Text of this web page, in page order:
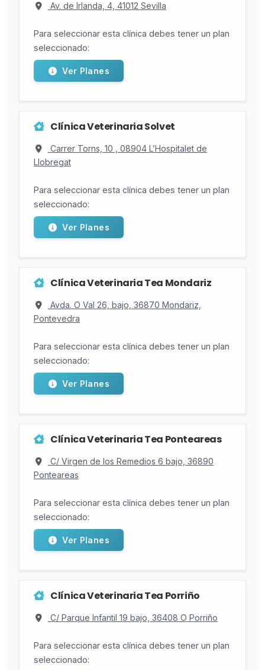
Av. de Irlanda, 4, 41012 Sevilla
Para seleccionar esta clínica debes tener un plan
seleccionado:
Ver Planes
Clínica Veterinaria Solvet
Carrer Torns, 10 , 08904 L’Hospitalet de
Llobregat
Para seleccionar esta clínica debes tener un plan
seleccionado:
Ver Planes
Clínica Veterinaria Tea Mondariz
Avda. O Val 26, bajo, 36870 Mondariz,
Pontevedra
Para seleccionar esta clínica debes tener un plan
seleccionado:
Ver Planes
Clínica Veterinaria Tea Ponteareas
C/ Virgen de los Remedios 6 bajo, 36890
Ponteareas
Para seleccionar esta clínica debes tener un plan
seleccionado:
Ver Planes
Clínica Veterinaria Tea Porriño
C/ Parque Infantil 19 bajo, 36408 O Porriño
Para seleccionar esta clínica debes tener un plan
seleccionado: